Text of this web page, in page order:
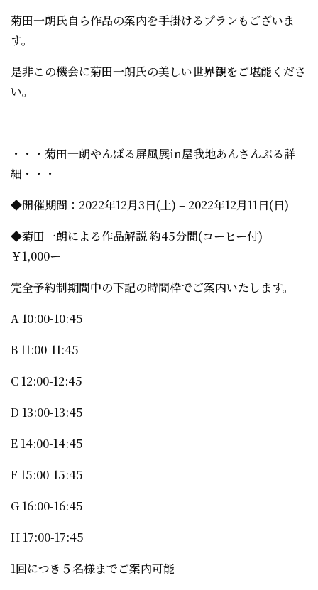
菊田一朗氏自ら作品の案内を手掛けるプランもございま
す。
是非この機会に菊田一朗氏の美しい世界観をご堪能くださ
い。
・・・菊田一朗やんばる屏風展in屋我地あんさんぶる詳
細・・・
◆開催期間：2022年12月3日(土) – 2022年12月11日(日)
◆菊田一朗による作品解説 約45分間(コーヒー付)
￥1,000ー
完全予約制期間中の下記の時間枠でご案内いたします。
A 10:00-10:45
B 11:00-11:45
C 12:00-12:45
D 13:00-13:45
E 14:00-14:45
F 15:00-15:45
G 16:00-16:45
H 17:00-17:45
1回につき５名様までご案内可能